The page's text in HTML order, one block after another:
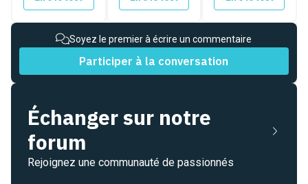
Soyez le premier à écrire un commentaire
Participer à la conversation
Échanger sur notre
forum
Rejoignez une communauté de passionnés